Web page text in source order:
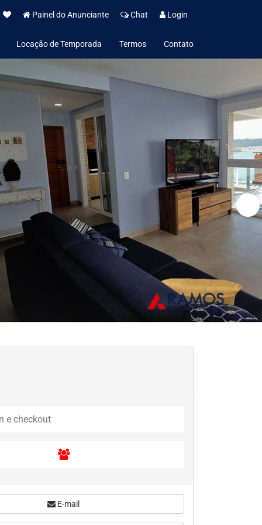
Painel do Anunciante Chat Login
Locação de Temporada Termos
Institucional
Política de Privacidade
Contato
E-mail